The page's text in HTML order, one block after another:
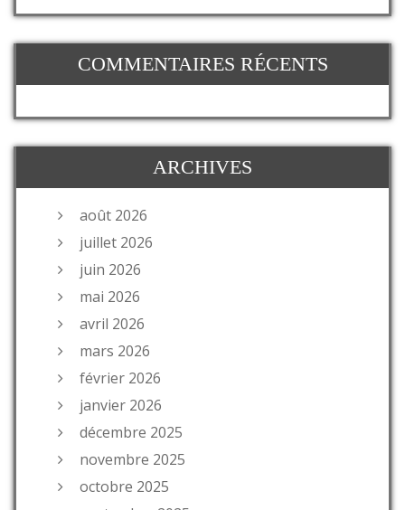
COMMENTAIRES RÉCENTS
ARCHIVES
août 2026
juillet 2026
juin 2026
mai 2026
avril 2026
mars 2026
février 2026
janvier 2026
décembre 2025
novembre 2025
octobre 2025